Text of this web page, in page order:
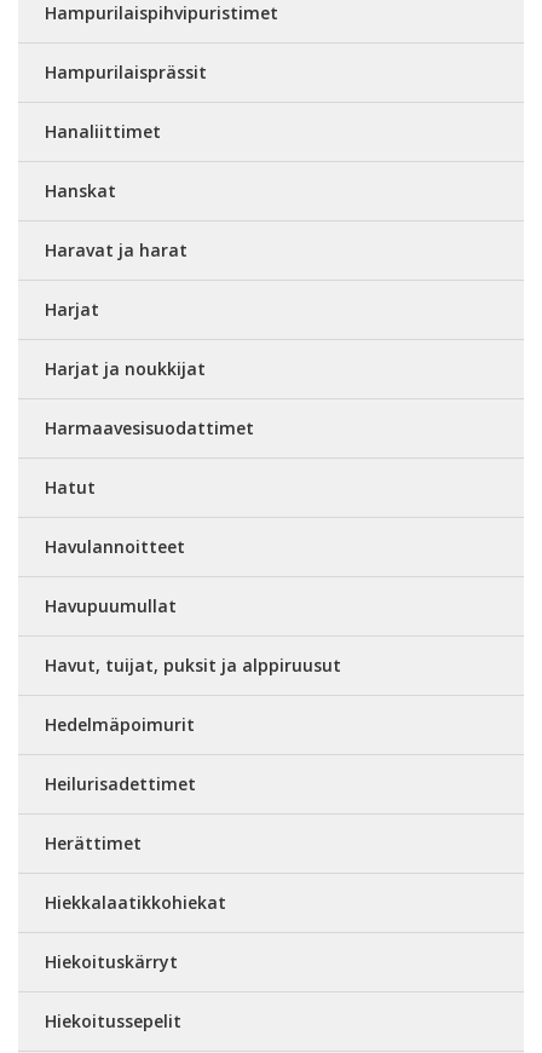
Hampurilaispihvipuristimet
Hampurilaisprässit
Hanaliittimet
Hanskat
Haravat ja harat
Harjat
Harjat ja noukkijat
Harmaavesisuodattimet
Hatut
Havulannoitteet
Havupuumullat
Havut, tuijat, puksit ja alppiruusut
Hedelmäpoimurit
Heilurisadettimet
Herättimet
Hiekkalaatikkohiekat
Hiekoituskärryt
Hiekoitussepelit